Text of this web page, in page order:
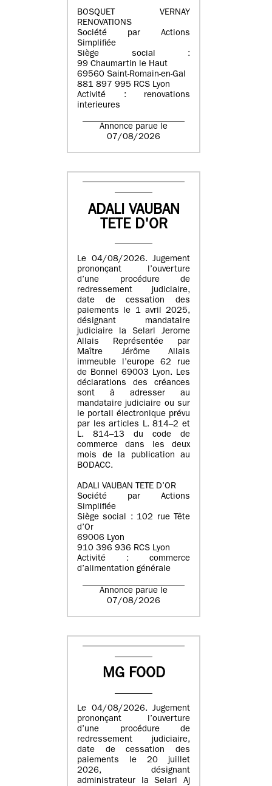
BOSQUET VERNAY
RENOVATIONS
Société par Actions
Simplifiée
Siège social :
99 Chaumartin le Haut
69560 Saint-Romain-en-Gal
881 897 995 RCS Lyon
Activité : renovations
interieures
Annonce parue le
07/08/2026
ADALI VAUBAN
TETE D'OR
Le 04/08/2026. Jugement
prononçant l’ouverture
d’une procédure de
redressement judiciaire,
date de cessation des
paiements le 1 avril 2025,
désignant mandataire
judiciaire la Selarl Jerome
Allais Représentée par
Maître Jérôme Allais
immeuble l’europe 62 rue
de Bonnel 69003 Lyon. Les
déclarations des créances
sont à adresser au
mandataire judiciaire ou sur
le portail électronique prévu
par les articles L. 814–2 et
L. 814–13 du code de
commerce dans les deux
mois de la publication au
BODACC.
ADALI VAUBAN TETE D’OR
Société par Actions
Simplifiée
Siège social : 102 rue Tête
d’Or
69006 Lyon
910 396 936 RCS Lyon
Activité : commerce
d’alimentation générale
Annonce parue le
07/08/2026
MG FOOD
Le 04/08/2026. Jugement
prononçant l’ouverture
d’une procédure de
redressement judiciaire,
date de cessation des
paiements le 20 juillet
2026, désignant
administrateur la Selarl Aj